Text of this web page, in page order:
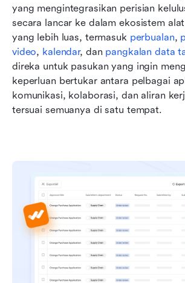
yang mengintegrasikan perisian
secara lancar ke dalam ekosistem
yang lebih luas, termasuk perbualan,
video, kalendar, dan pangkalan data
direka untuk pasukan yang ingin
keperluan bertukar antara pelbagai
komunikasi, kolaborasi, dan aliran
tersuai semuanya di satu tempat.